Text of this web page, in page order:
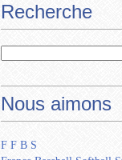
Recherche
Nous aimons
F F B S